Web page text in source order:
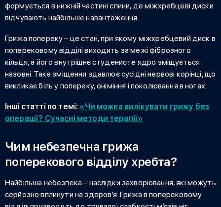
формується в нижній частині спини, де міжхребцеві диски
відчувають найбільше навантаження.
Грижа попереку– це стан, при якому міжхребцевий диск в
поперековому відділі виходить за межі фіброзного
кільця, а його внутрішнє студенисте ядро зміщується
назовні. Таке зміщення здавлює сусідні нервові корінці, що
викликає біль у попереку, оніміння і поколювання в ногах.
Інші статті по темі: «Чи можна вилікувати грижу без
операції? Сучасні методи терапії»
Чим небезпечна грижа
поперекового відділу хребта?
Найбільша небезпека – наслідки захворювання, які можуть
серйозно вплинути на здоров’я. Грижа в поперековому